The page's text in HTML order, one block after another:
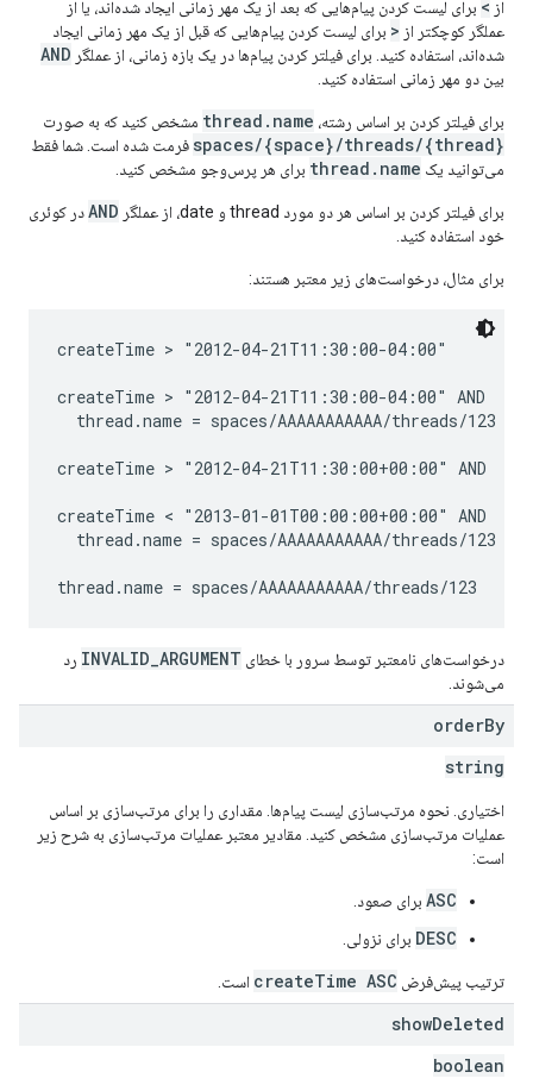
از > برای لیست کردن پیام‌هایی که بعد از یک مهر زمانی ایجاد شده‌اند، یا از
عملگر کوچکتر از < برای لیست کردن پیام‌هایی که قبل از یک مهر زمانی ایجاد
شده‌اند، استفاده کنید. برای فیلتر کردن پیام‌ها در یک بازه زمانی، از عملگر AND
بین دو مهر زمانی استفاده کنید.
برای فیلتر کردن بر اساس رشته، thread.name مشخص کنید که به صورت
spaces/{space}/threads/{thread} فرمت شده است. شما فقط
می‌توانید یک thread.name برای هر پرس‌وجو مشخص کنید.
برای فیلتر کردن بر اساس هر دو مورد thread و date، از عملگر ANDدر کوئری
خود استفاده کنید.
برای مثال، درخواست‌های زیر معتبر هستند:
createTime > "2012-04-21T11:30:00-04:00"
createTime > "2012-04-21T11:30:00-04:00" AND
  thread.name = spaces/AAAAAAAAAAA/threads/123
createTime > "2012-04-21T11:30:00+00:00" AND
createTime < "2013-01-01T00:00:00+00:00" AND
  thread.name = spaces/AAAAAAAAAAA/threads/123
درخواست‌های نامعتبر توسط سرور با خطای INVALID_ARGUMENT رد
می‌شوند.
orderBy
string
اختیاری. نحوه مرتب‌سازی لیست پیام‌ها. مقداری را برای مرتب‌سازی بر اساس
عملیات مرتب‌سازی مشخص کنید. مقادیر معتبر عملیات مرتب‌سازی به شرح زیر
است:
ASC برای صعود.
DESC برای نزولی.
ترتیب پیش‌فرض createTime ASC است.
showDeleted
boolean